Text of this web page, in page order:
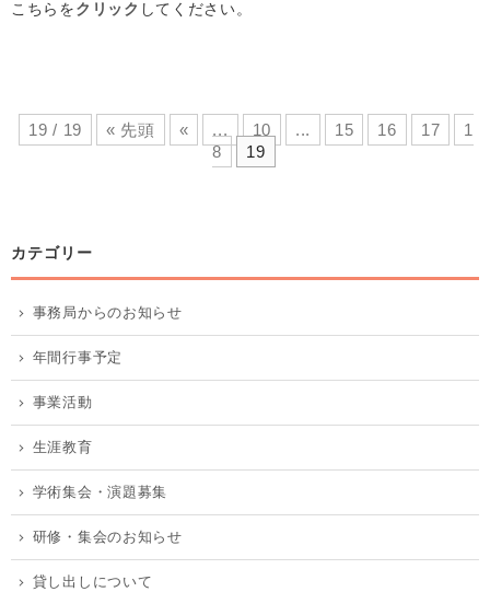
こちらをクリック してください。
19 / 19 « 先頭 « ... 10 ... 15 16 17
1
8
19
カテゴリー
事務局からのお知らせ
年間行事予定
事業活動
生涯教育
学術集会・演題募集
研修・集会のお知らせ
貸し出しについて